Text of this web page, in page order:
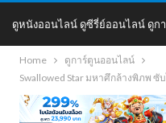
ดูหนังออนไลน์ ดูซีรี่ย์ออนไลน์ ดูกา
DoDoNung
Home
ดูการ์ตูนออนไลน์
Swallowed Star มหาศึกล้างพิภพ ซับ